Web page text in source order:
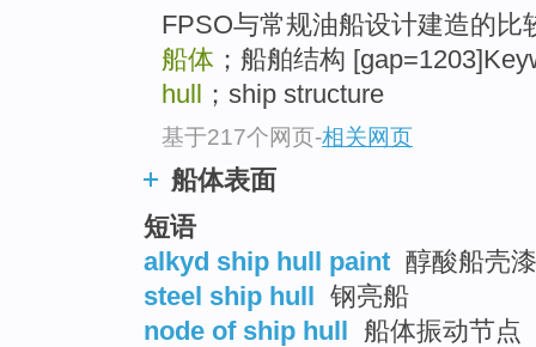
FPSO与常规油船设计建造的
船体 ；船舶结构
hull
；ship structure
基于217个网页-相关网页
船体表面
短语
alkyd ship hull paint 醇酸船壳漆
steel ship hull 钢亮船
node of ship hull 船体振动节点